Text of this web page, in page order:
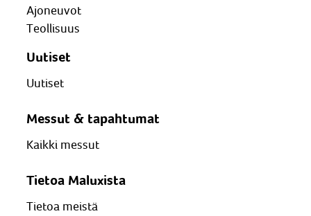
Ajoneuvot
Teollisuus
Uutiset
Uutiset
Messut & tapahtumat
Kaikki messut
Tietoa Maluxista
Tietoa meistä